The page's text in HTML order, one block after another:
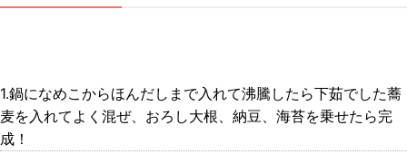
1.鍋になめこからほんだしまで入れて沸騰したら下茹でした蕎
麦を入れてよく混ぜ、おろし大根、納豆、海苔を乗せたら完
成！